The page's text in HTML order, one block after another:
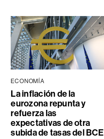
ECONOMÍA
La inflación de la
eurozona repunta y
refuerza las
expectativas de otra
subida de tasas del BCE